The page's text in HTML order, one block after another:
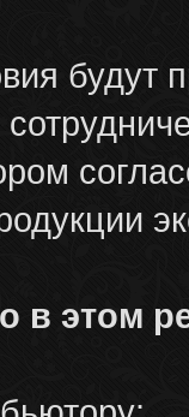
будут
в этом